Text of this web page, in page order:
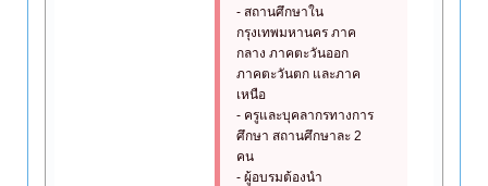
- สถานศึกษาใน
กรุงเทพมหานคร ภาค
กลาง ภาคตะวันออก
ภาคตะวันตก และภาค
เหนือ
- ครูและบุคลากรทางการ
ศึกษา สถานศึกษาละ 2
คน
- ผู้อบรมต้องนำ